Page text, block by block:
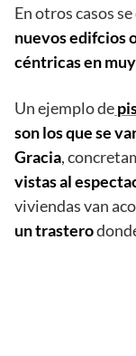
En otros casos
nuevos edifcios
céntricas en
Un ejemplo de
son los que se
Gracia,
vistas al
viviendas van
un trastero